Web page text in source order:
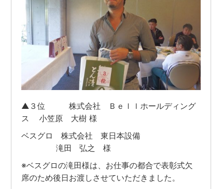
▲３位 株式会社 Ｂｅｌｌホールディング
ス 小笠原 大樹 様
ベスグロ 株式会社 東日本設備
滝田 弘之 様
※ベスグロの滝田様は、お仕事の都合で表彰式欠
席のため後日お渡しさせていただきました。